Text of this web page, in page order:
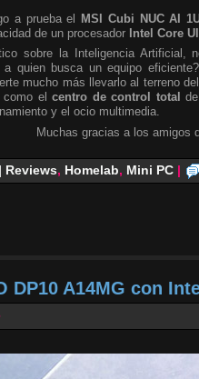
a prueba el MSI Cubi NUC AI
de un procesador Intel Core
sobre la Inteligencia Artificial,
a quien busca un equipo
mucho más llevarlo al terreno del
como elcentro de control total
y el ocio multimedia.
Muchas gracias a los amigos
Reviews, Homelab, Mini PC |
DP10 A14MG con